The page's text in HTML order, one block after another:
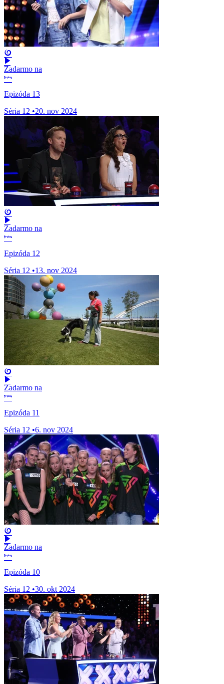
Zadarmo na
Epizóda 13
Séria 12 •20. nov 2024
Zadarmo na
Epizóda 12
Séria 12 •13. nov 2024
Zadarmo na
Epizóda 11
Séria 12 •6. nov 2024
Zadarmo na
Epizóda 10
Séria 12 •30. okt 2024